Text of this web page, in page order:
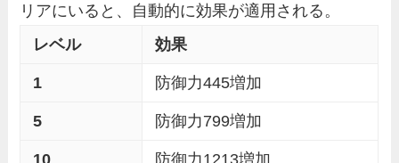
リアにいると、自動的に効果が適用される。
レベル
効果
1 防御力445増加
5 防御力799増加
10 防御力1213増加